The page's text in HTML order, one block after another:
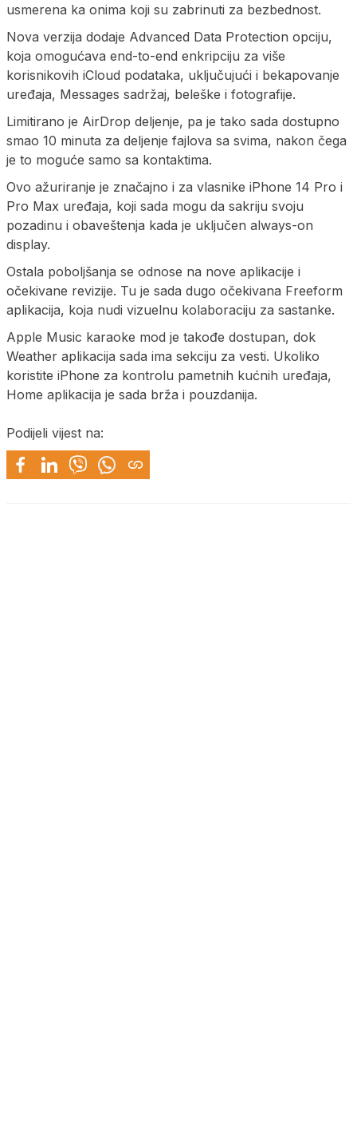
usmerena ka onima koji su zabrinuti za bezbednost.
Nova verzija dodaje Advanced Data Protection opciju,
koja omogućava end-to-end enkripciju za više
korisnikovih iCloud podataka, uključujući i bekapovanje
uređaja, Messages sadržaj, beleške i fotografije.
Limitirano je AirDrop deljenje, pa je tako sada dostupno
smao 10 minuta za deljenje fajlova sa svima, nakon čega
je to moguće samo sa kontaktima.
Ovo ažuriranje je značajno i za vlasnike iPhone 14 Pro i
Pro Max uređaja, koji sada mogu da sakriju svoju
pozadinu i obaveštenja kada je uključen always-on
display.
Ostala poboljšanja se odnose na nove aplikacije i
očekivane revizije. Tu je sada dugo očekivana Freeform
aplikacija, koja nudi vizuelnu kolaboraciju za sastanke.
Apple Music karaoke mod je takođe dostupan, dok
Weather aplikacija sada ima sekciju za vesti. Ukoliko
koristite iPhone za kontrolu pametnih kućnih uređaja,
Home aplikacija je sada brža i pouzdanija.
Podijeli vijest na: